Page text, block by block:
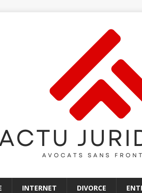
INTERNET DIVORCE